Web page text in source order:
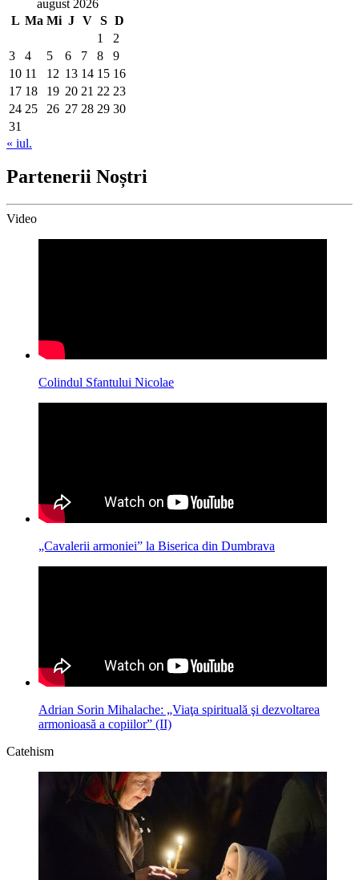
august 2026
L Ma Mi J V S D
1
2
3
4 5 6 7 8
9
10 11 12 13 14 15 16
17 18 19 20 21 22 23
24 25 26 27 28 29 30
31
« iul.
Partenerii Noștri
Video
Colindul Sfantului Nicolae
„Cavalerii armoniei” la Biserica din Dumbrava
Adrian Sorin Mihalache: „Viaţa spirituală şi dezvoltarea
armonioasă a copiilor” (II)
Catehism